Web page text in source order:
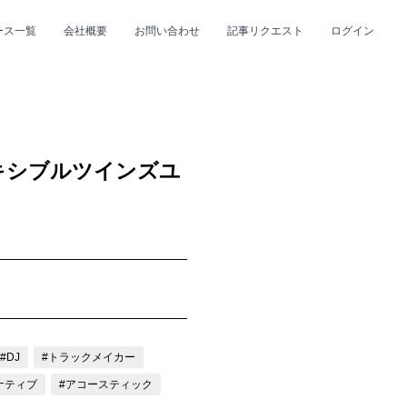
ス一覧 会社概要 お問い合わせ 記事リクエスト ログイン
ブルツインズユ
#DJ #トラックメイカー
ティブ #アコースティック